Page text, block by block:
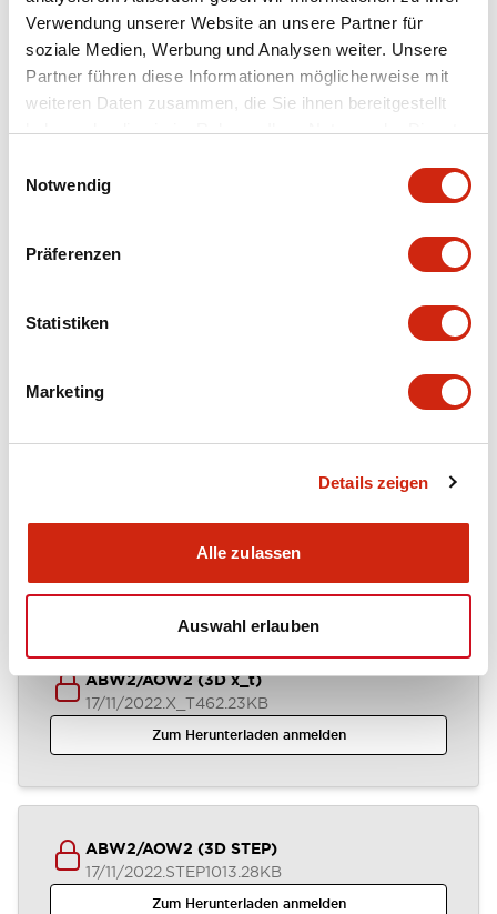
Verwendung unserer Website an unsere Partner für
soziale Medien, Werbung und Analysen weiter. Unsere
Partner führen diese Informationen möglicherweise mit
weiteren Daten zusammen, die Sie ihnen bereitgestellt
haben oder die sie im Rahmen Ihrer Nutzung der Dienste
Notwendig
Präferenzen
Statistiken
Marketing
Details zeigen
Alle zulassen
Auswahl erlauben
Aesthetic Specifications
Environmental Specifications
Mechanical Specifications
Mounting and Installation Specifications
Dokumente und Dateien
CAD-Dateien
ABW2/AOW2 (3D x_t)
17/11/2022.X_T462.23KB
Zum Herunterladen anmelden
ABW2/AOW2 (3D STEP)
17/11/2022.STEP1013.28KB
Zum Herunterladen anmelden